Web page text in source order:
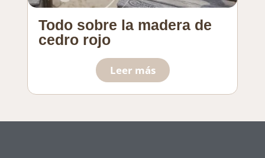
Todo sobre la madera de
cedro rojo
Leer más